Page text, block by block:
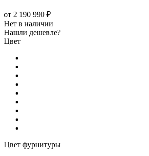
от 2 190 990 ₽
Нет в наличии
Нашли дешевле?
Цвет
Цвет фурнитуры